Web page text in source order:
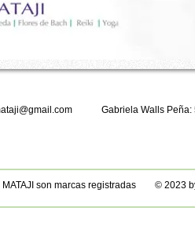
Gabriela Walls Peña:
MATAJI son marcas registradas © 2023